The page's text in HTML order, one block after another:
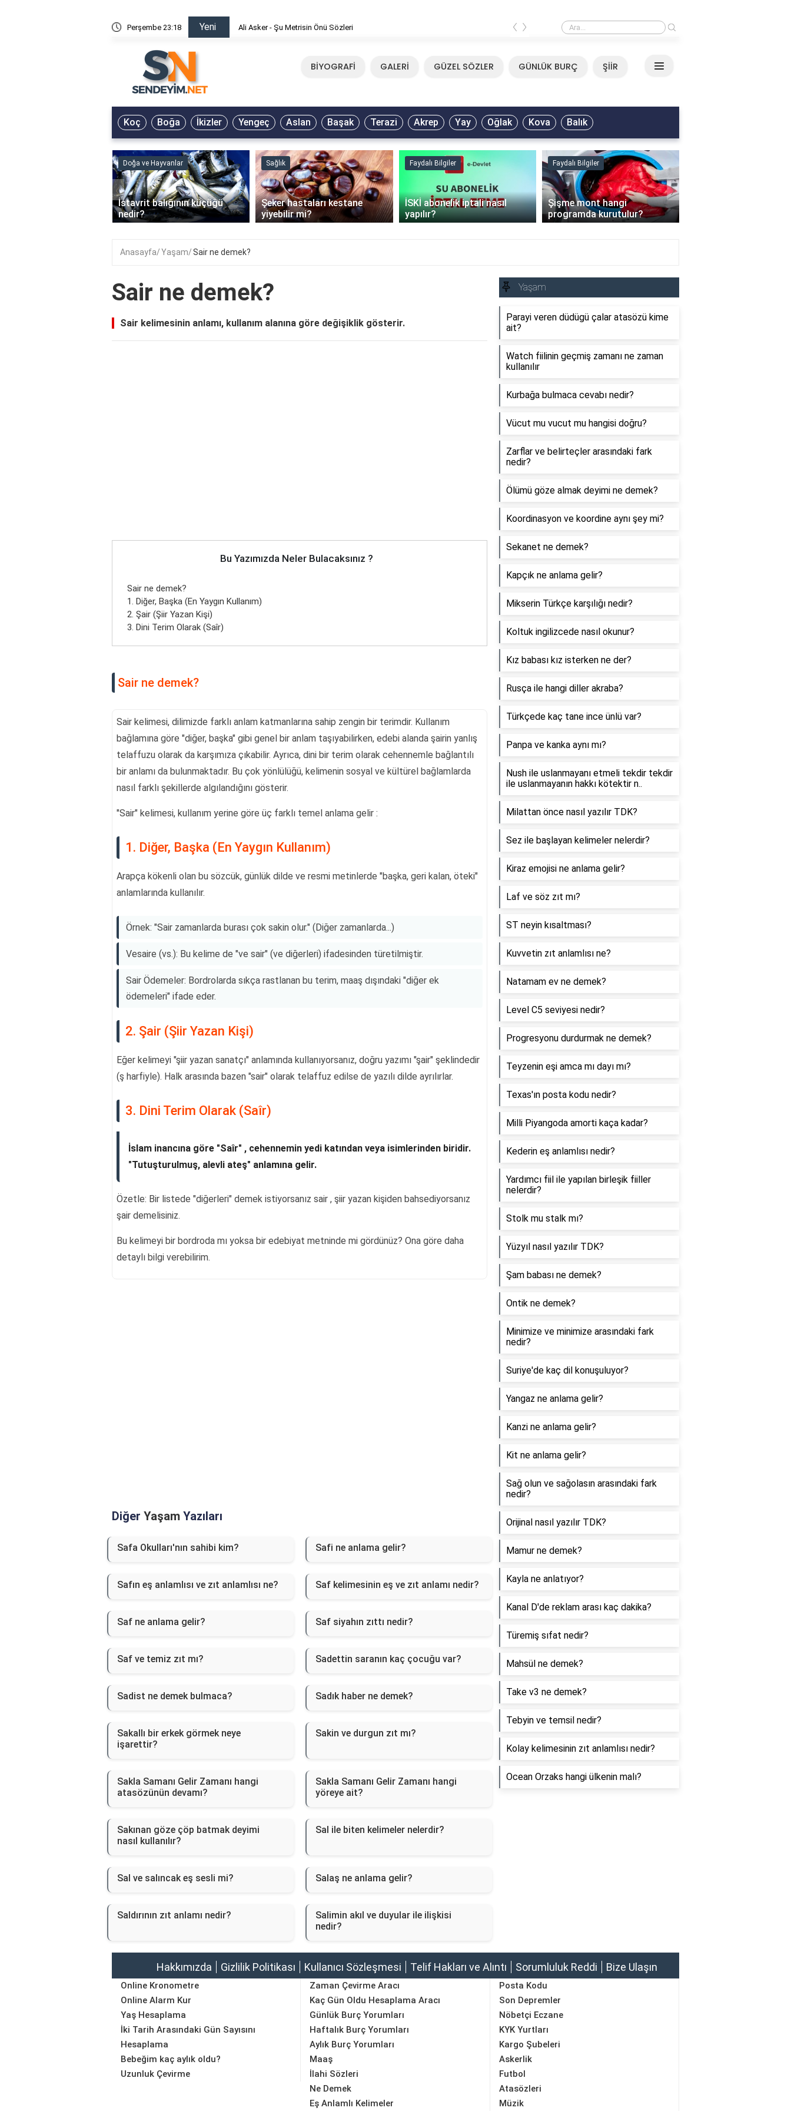
Perşembe 23:18 Yeni Ali Asker - Şu Metrisin Önü Sözleri Mirkelam - Tavla Sözleri
‹ ›
BİYOGRAFİ GALERİ GÜZEL SÖZLER GÜNLÜK BURÇ ŞİİR
Koç Boğa İkizler Yengeç Aslan Başak Terazi Akrep Yay Oğlak Kova Balık
Doğa ve Hayvanlar
İstavrit balığının küçüğü
nedir?
Sağlık
Şeker hastaları kestane
yiyebilir mi?
Faydalı Bilgiler
İSKİ abonelik iptali nasıl
yapılır?
Faydalı Bilgiler
Şişme mont hangi
programda kurutulur?
‹ ›
Anasayfa Yaşam Sair ne demek?
Sair ne demek?
Sair kelimesinin anlamı, kullanım alanına göre değişiklik gösterir.
Bu Yazımızda Neler Bulacaksınız ?
Sair ne demek?
1. Diğer, Başka (En Yaygın Kullanım)
2. Şair (Şiir Yazan Kişi)
3. Dini Terim Olarak (Saîr)
Sair ne demek?
Sair kelimesi, dilimizde farklı anlam katmanlarına sahip zengin bir terimdir. Kullanım
bağlamına göre "diğer, başka" gibi genel bir anlam taşıyabilirken, edebi alanda şairin yanlış
telaffuzu olarak da karşımıza çıkabilir. Ayrıca, dini bir terim olarak cehennemle bağlantılı
bir anlamı da bulunmaktadır. Bu çok yönlülüğü, kelimenin sosyal ve kültürel bağlamlarda
nasıl farklı şekillerde algılandığını gösterir.
"Sair" kelimesi, kullanım yerine göre üç farklı temel anlama gelir :
1. Diğer, Başka (En Yaygın Kullanım)
Arapça kökenli olan bu sözcük, günlük dilde ve resmi metinlerde "başka, geri kalan, öteki"
anlamlarında kullanılır.
Örnek: "Sair zamanlarda burası çok sakin olur." (Diğer zamanlarda...)
Vesaire (vs.): Bu kelime de "ve sair" (ve diğerleri) ifadesinden türetilmiştir.
Sair Ödemeler: Bordrolarda sıkça rastlanan bu terim, maaş dışındaki "diğer ek
ödemeleri" ifade eder.
2. Şair (Şiir Yazan Kişi)
Eğer kelimeyi "şiir yazan sanatçı" anlamında kullanıyorsanız, doğru yazımı "şair" şeklindedir
(ş harfiyle). Halk arasında bazen "sair" olarak telaffuz edilse de yazılı dilde ayrılırlar.
3. Dini Terim Olarak (Saîr)
İslam inancına göre "Saîr" , cehennemin yedi katından veya isimlerinden biridir.
"Tutuşturulmuş, alevli ateş" anlamına gelir.
Özetle: Bir listede "diğerleri" demek istiyorsanız sair , şiir yazan kişiden bahsediyorsanız
şair demelisiniz.
Bu kelimeyi bir bordroda mı yoksa bir edebiyat metninde mi gördünüz? Ona göre daha
detaylı bilgi verebilirim.
Diğer Yaşam Yazıları
Safa Okulları'nın sahibi kim? Safi ne anlama gelir?
Safın eş anlamlısı ve zıt anlamlısı ne? Saf kelimesinin eş ve zıt anlamı nedir?
Saf ne anlama gelir? Saf siyahın zıttı nedir?
Saf ve temiz zıt mı? Sadettin saranın kaç çocuğu var?
Sadist ne demek bulmaca? Sadık haber ne demek?
Sakallı bir erkek görmek neye
işarettir?
Sakin ve durgun zıt mı?
Sakla Samanı Gelir Zamanı hangi
atasözünün devamı?
Sakla Samanı Gelir Zamanı hangi
yöreye ait?
Sakınan göze çöp batmak deyimi
nasıl kullanılır?
Sal ile biten kelimeler nelerdir?
Sal ve salıncak eş sesli mi? Salaş ne anlama gelir?
Saldırının zıt anlamı nedir?
Salimin akıl ve duyular ile ilişkisi
nedir?
Yaşam
Parayi veren düdügü çalar atasözü kime
ait?
Watch fiilinin geçmiş zamanı ne zaman
kullanılır
Kurbağa bulmaca cevabı nedir?
Vücut mu vucut mu hangisi doğru?
Zarflar ve belirteçler arasındaki fark
nedir?
Ölümü göze almak deyimi ne demek?
Koordinasyon ve koordine aynı şey mi?
Sekanet ne demek?
Kapçık ne anlama gelir?
Mikserin Türkçe karşılığı nedir?
Koltuk ingilizcede nasıl okunur?
Kız babası kız isterken ne der?
Rusça ile hangi diller akraba?
Türkçede kaç tane ince ünlü var?
Panpa ve kanka aynı mı?
Nush ile uslanmayanı etmeli tekdir tekdir
ile uslanmayanın hakkı kötektir n..
Milattan önce nasıl yazılır TDK?
Sez ile başlayan kelimeler nelerdir?
Kiraz emojisi ne anlama gelir?
Laf ve söz zıt mı?
ST neyin kısaltması?
Kuvvetin zıt anlamlısı ne?
Natamam ev ne demek?
Level C5 seviyesi nedir?
Progresyonu durdurmak ne demek?
Teyzenin eşi amca mı dayı mı?
Texas'ın posta kodu nedir?
Milli Piyangoda amorti kaça kadar?
Kederin eş anlamlısı nedir?
Yardımcı fiil ile yapılan birleşik fiiller
nelerdir?
Stolk mu stalk mı?
Yüzyıl nasıl yazılır TDK?
Şam babası ne demek?
Ontik ne demek?
Minimize ve minimize arasındaki fark
nedir?
Suriye'de kaç dil konuşuluyor?
Yangaz ne anlama gelir?
Kanzi ne anlama gelir?
Kit ne anlama gelir?
Sağ olun ve sağolasın arasındaki fark
nedir?
Orijinal nasıl yazılır TDK?
Mamur ne demek?
Kayla ne anlatıyor?
Kanal D'de reklam arası kaç dakika?
Türemiş sıfat nedir?
Mahsül ne demek?
Take v3 ne demek?
Tebyin ve temsil nedir?
Kolay kelimesinin zıt anlamlısı nedir?
Ocean Orzaks hangi ülkenin malı?
Hakkımızda Gizlilik Politikası Kullanıcı Sözleşmesi Telif Hakları ve Alıntı Sorumluluk Reddi Bize Ulaşın
Online Kronometre
Online Alarm Kur
Yaş Hesaplama
İki Tarih Arasındaki Gün Sayısını
Hesaplama
Bebeğim kaç aylık oldu?
Uzunluk Çevirme
Zaman Çevirme Aracı
Kaç Gün Oldu Hesaplama Aracı
Günlük Burç Yorumları
Haftalık Burç Yorumları
Aylık Burç Yorumları
Maaş
Posta Kodu
Son Depremler
Nöbetçi Eczane
KYK Yurtları
Kargo Şubeleri
Askerlik
İlahi Sözleri
Ne Demek
Eş Anlamlı Kelimeler
Futbol
Atasözleri
Müzik